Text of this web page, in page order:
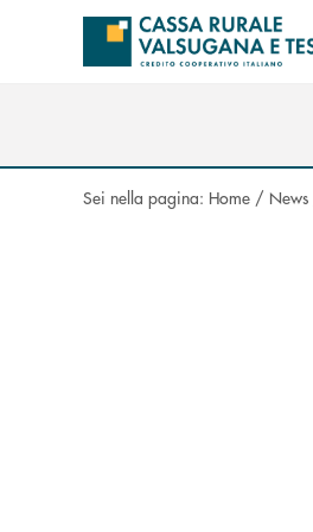
Salta al contenuto principale
Sei nella pagina: Home / News